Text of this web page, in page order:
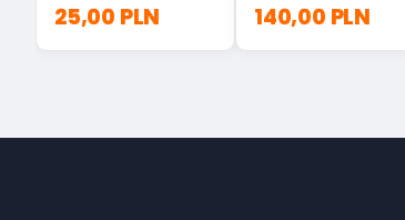
25,00 PLN 140,00 PLN